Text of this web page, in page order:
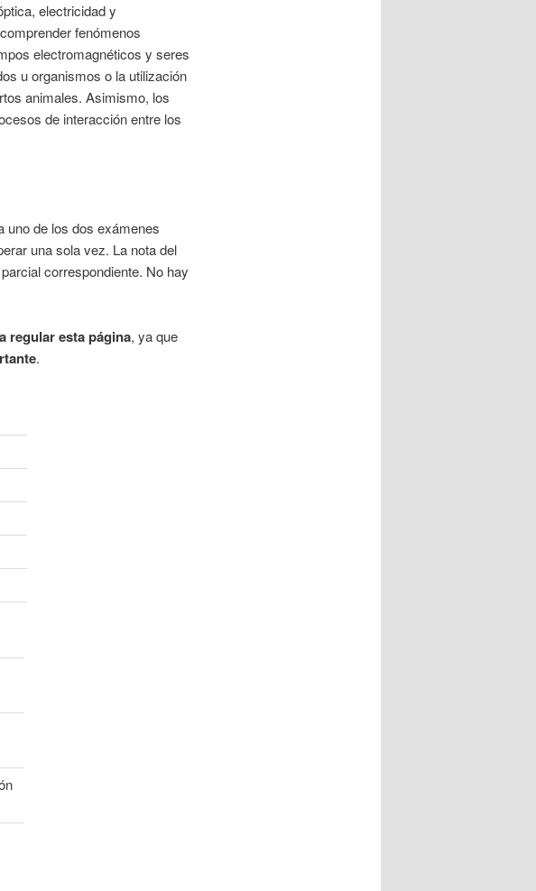
electricidad y
fenómenos
electromagnéticos y seres
u organismos o la utilización
animales. Asimismo, los
de interacción entre los
uno de los dos exámenes
una sola vez. La nota del
correspondiente. No hay
regular esta página, ya que
.